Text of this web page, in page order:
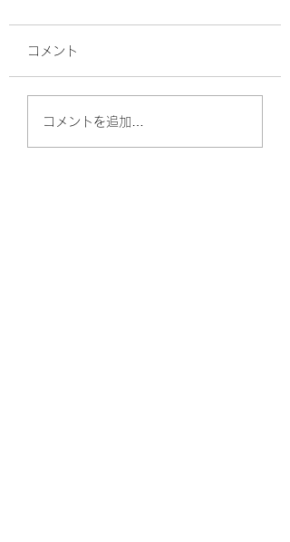
高血圧ってどうしたら
良いの？
コメント
コメントを追加…